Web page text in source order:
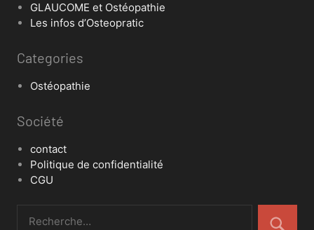
GLAUCOME et Ostéopathie
Les infos d’Osteopratic
Categories
Ostéopathie
Société
contact
Politique de confidentialité
CGU